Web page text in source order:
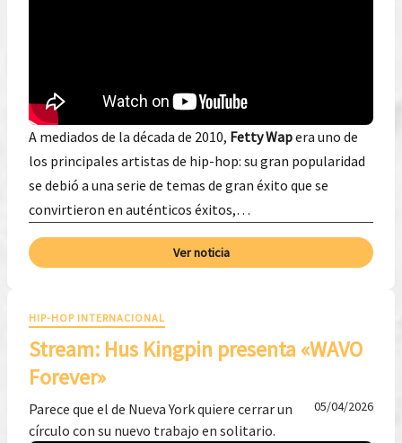
A mediados de la década de 2010, Fetty Wapera uno de
los principales artistas de hip-hop: su gran popularidad
se debió a una serie de temas de gran éxito que se
convirtieron en auténticos éxitos,…
Ver noticia
HIP-HOP INTERNACIONAL
Stream: Hus Kingpin presenta «WAVO
Forever»
Parece que el de Nueva York quiere cerrar un
círculo con su nuevo trabajo en solitario.
05/04/2026